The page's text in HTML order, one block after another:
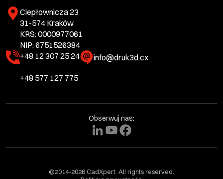
Ciepłownicza 23
31-574 Kraków
KRS: 0000977061
NIP: 6751526384
+48 12 307 25 24
+48 577 127 775
info@druk3d.cx
Obserwuj nas:
©2014-2026 CadXpert. All rights reserved.